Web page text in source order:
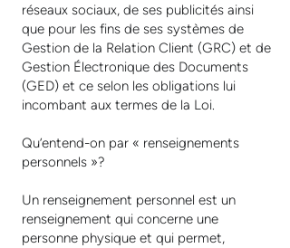
réseaux sociaux, de ses publicités ainsi
que pour les fins de ses systèmes de
Gestion de la Relation Client (GRC) et de
Gestion Électronique des Documents
(GED) et ce selon les obligations lui
incombant aux termes de la Loi.
Qu’entend-on par « renseignements
personnels »?
Un renseignement personnel est un
renseignement qui concerne une
personne physique et qui permet,